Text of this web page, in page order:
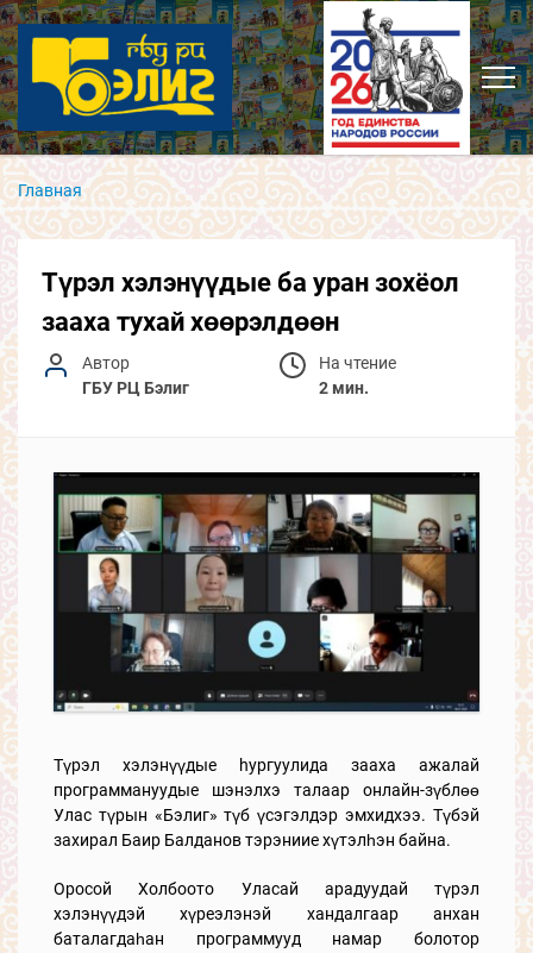
Главная
Түрэл хэлэнүүдые ба уран зохёол
зааха тухай хөөрэлдөөн
Автор
ГБУ РЦ Бэлиг
На чтение
2 мин.
Түрэл хэлэнүүдые hургуулида зааха ажалай
программануудые шэнэлхэ талаар онлайн-зүблөө
Улас түрын «Бэлиг» түб үсэгэлдэр эмхидхээ. Түбэй
захирал Баир Балданов тэрэниие хүтэлһэн байна.
Оросой Холбоото Уласай арадуудай түрэл
хэлэнүүдэй хүреэлэнэй хандалгаар анхан
баталагдаһан программууд намар болотор